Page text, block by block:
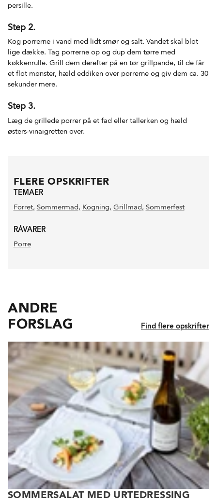
persille.
Step 2.
Kog porrerne i vand med lidt smør og salt. Vandet skal blot
lige dække. Tag porrerne op og dup dem tørre med
køkkenrulle. Grill dem derefter på en tør grillpande, til de får
et flot mønster, hæld eddiken over porrerne og giv dem ca. 30
sekunder mere.
Step 3.
Læg de grillede porrer på et fad eller tallerken og hæld
østers-vinaigretten over.
FLERE OPSKRIFTER
TEMAER
Forret, Sommermad, Kogning, Grillmad, Sommerfest
RÅVARER
Porre
ANDRE
FORSLAG
Find flere opskrifter
SOMMERSALAT MED URTEDRESSING